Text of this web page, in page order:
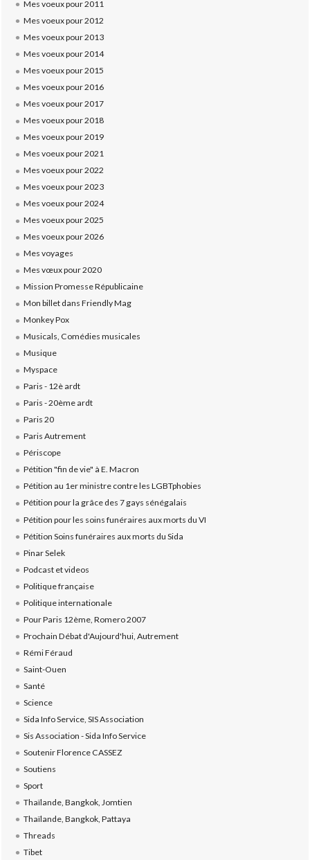
Mes voeux pour 2011
Mes voeux pour 2012
Mes voeux pour 2013
Mes voeux pour 2014
Mes voeux pour 2015
Mes voeux pour 2016
Mes voeux pour 2017
Mes voeux pour 2018
Mes voeux pour 2019
Mes voeux pour 2021
Mes voeux pour 2022
Mes voeux pour 2023
Mes voeux pour 2024
Mes voeux pour 2025
Mes voeux pour 2026
Mes voyages
Mes vœux pour 2020
Mission Promesse Républicaine
Mon billet dans Friendly Mag
Monkey Pox
Musicals, Comédies musicales
Musique
Myspace
Paris - 12è ardt
Paris - 20ème ardt
Paris 20
Paris Autrement
Périscope
Pétition "fin de vie" à E. Macron
Pétition au 1er ministre contre les LGBTphobies
Pétition pour la grâce des 7 gays sénégalais
Pétition pour les soins funéraires aux morts du VI
Pétition Soins funéraires aux morts du Sida
Pinar Selek
Podcast et videos
Politique française
Politique internationale
Pour Paris 12ème, Romero 2007
Prochain Débat d'Aujourd'hui, Autrement
Rémi Féraud
Saint-Ouen
Santé
Science
Sida Info Service, SIS Association
Sis Association - Sida Info Service
Soutenir Florence CASSEZ
Soutiens
Sport
Thaïlande, Bangkok, Jomtien
Thaïlande, Bangkok, Pattaya
Threads
Tibet